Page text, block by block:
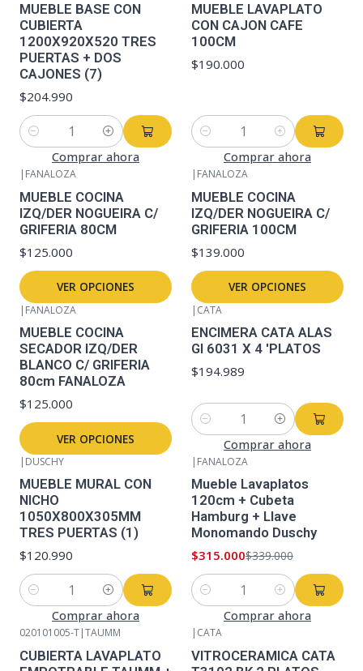
MUEBLE BASE CON
CUBIERTA
1200X920X520 TRES
PUERTAS + DOS
CAJONES (7)
$204.990
Cantidad
Comprar ahora
MUEBLE LAVAPLATO
CON CAJON CAFE
100CM
$190.000
Cantidad
Comprar ahora
| FANALOZA
MUEBLE COCINA
IZQ/DER NOGUEIRA C/
GRIFERIA 80CM
$125.000
VER OPCIONES
| FANALOZA
MUEBLE COCINA
IZQ/DER NOGUEIRA C/
GRIFERIA 100CM
$139.000
VER OPCIONES
| FANALOZA
MUEBLE COCINA
SECADOR IZQ/DER
BLANCO C/ GRIFERIA
80cm FANALOZA
$125.000
VER OPCIONES
| CATA
ENCIMERA CATA ALAS
GI 6031 X 4 'PLATOS
$194.989
Cantidad
Comprar ahora
| DUSCHY
MUEBLE MURAL CON
NICHO
1050X800X305MM
TRES PUERTAS (1)
$120.990
Cantidad
Comprar ahora
| FANALOZA
Mueble Lavaplatos
120cm + Cubeta
Hamburg + Llave
Monomando Duschy
$315.000$339.000
Cantidad
Comprar ahora
020101005-T TAUMM
CUBIERTA LAVAPLATO
CATA
VITROCERAMICA CATA